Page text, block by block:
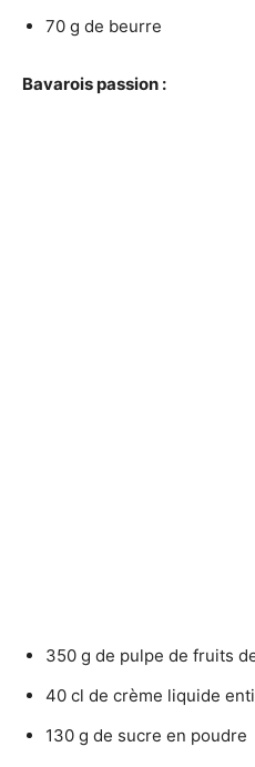
70 g de beurre
Bavarois passion :
350 g de pulpe de fruits
40 cl de crème liquide
130 g de sucre en poudre